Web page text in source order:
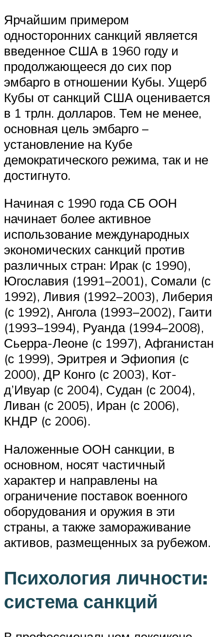
Ярчайшим примером
односторонних санкций является
введенное США в 1960 году и
продолжающееся до сих пор
эмбарго в отношении Кубы. Ущерб
Кубы от санкций США оценивается
в 1 трлн. долларов. Тем не менее,
основная цель эмбарго –
установление на Кубе
демократического режима, так и не
достигнуто.
Начиная с 1990 года СБ ООН
начинает более активное
использование международных
экономических санкций против
различных стран: Ирак (с 1990),
Югославия (1991–2001), Сомали (с
1992), Ливия (1992–2003), Либерия
(с 1992), Ангола (1993–2002), Гаити
(1993–1994), Руанда (1994–2008),
Сьерра-Леоне (с 1997), Афганистан
(с 1999), Эритрея и Эфиопия (с
2000), ДР Конго (с 2003), Кот-
д’Ивуар (с 2004), Судан (с 2004),
Ливан (с 2005), Иран (с 2006),
КНДР (с 2006).
Наложенные ООН санкции, в
основном, носят частичный
характер и направлены на
ограничение поставок военного
оборудования и оружия в эти
страны, а также замораживание
активов, размещенных за рубежом.
Психология личности:
система санкций